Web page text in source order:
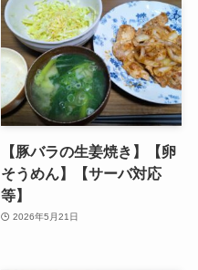
【豚バラの生姜焼き】【卵
そうめん】【サーバ対応
等】
2026年5月21日